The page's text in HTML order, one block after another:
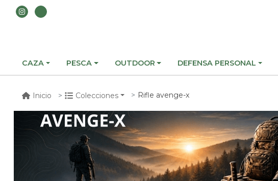
CAZA PESCA OUTDOOR DEFENSA PERSONAL
Inicio Colecciones Rifle avenge-x